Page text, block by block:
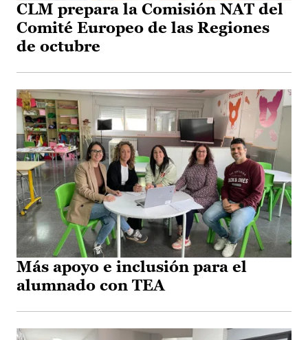
CLM prepara la Comisión NAT del
Comité Europeo de las Regiones
de octubre
Más apoyo e inclusión para el
alumnado con TEA